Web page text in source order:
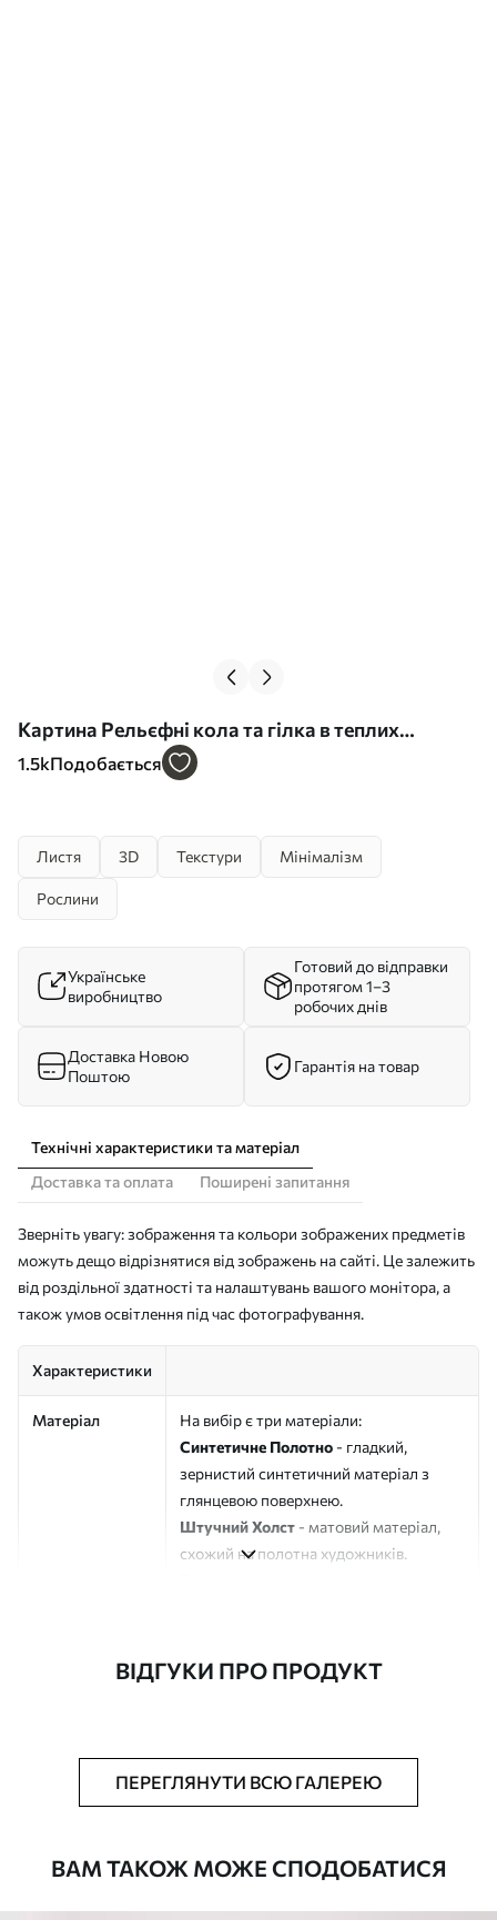
Картина Рельєфні кола та гілка в теплих
нейтральних тонах Арт. s45883
1.5kПодобається
Листя 3D Текстури Мінімалізм
Рослини
Українське
виробництво
Готовий до відправки
протягом 1–3
робочих днів
Доставка Новою
Поштою
Гарантія на товар
Технічні характеристики та матеріал
Доставка та оплата
Поширені запитання
Зверніть увагу: зображення та кольори зображених предметів
можуть дещо відрізнятися від зображень на сайті. Це залежить
від роздільної здатності та налаштувань вашого монітора, а
також умов освітлення під час фотографування.
Характеристики
Матеріал
На вибір є три матеріали:
Синтетичне Полотно - гладкий,
зернистий синтетичний матеріал з
глянцевою поверхнею.
Штучний Холст - матовий матеріал,
схожий на полотна художників.
Додатково Можна додати лакове покриття.
ВІДГУКИ ПРО ПРОДУКТ
ПЕРЕГЛЯНУТИ ВСЮ ГАЛЕРЕЮ
ВАМ ТАКОЖ МОЖЕ СПОДОБАТИСЯ